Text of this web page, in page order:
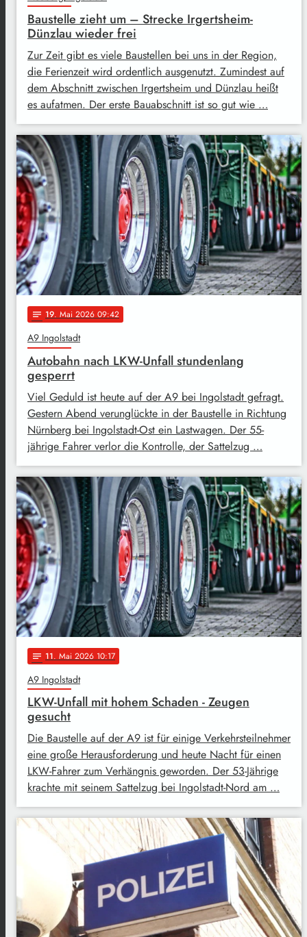
Baustelle zieht um – Strecke Irgertsheim-
Dünzlau wieder frei
Zur Zeit gibt es viele Baustellen bei uns in der Region,
die Ferienzeit wird ordentlich ausgenutzt. Zumindest auf
dem Abschnitt zwischen Irgertsheim und Dünzlau heißt
es aufatmen. Der erste Bauabschnitt ist so gut wie …
notes 19. Mai 2026 09:42
A9 Ingolstadt
Autobahn nach LKW-Unfall stundenlang
gesperrt
Viel Geduld ist heute auf der A9 bei Ingolstadt gefragt.
Gestern Abend verunglückte in der Baustelle in Richtung
Nürnberg bei Ingolstadt-Ost ein Lastwagen. Der 55-
jährige Fahrer verlor die Kontrolle, der Sattelzug …
notes 11. Mai 2026 10:17
A9 Ingolstadt
LKW-Unfall mit hohem Schaden - Zeugen
gesucht
Die Baustelle auf der A9 ist für einige Verkehrsteilnehmer
eine große Herausforderung und heute Nacht für einen
LKW-Fahrer zum Verhängnis geworden. Der 53-Jährige
krachte mit seinem Sattelzug bei Ingolstadt-Nord am …